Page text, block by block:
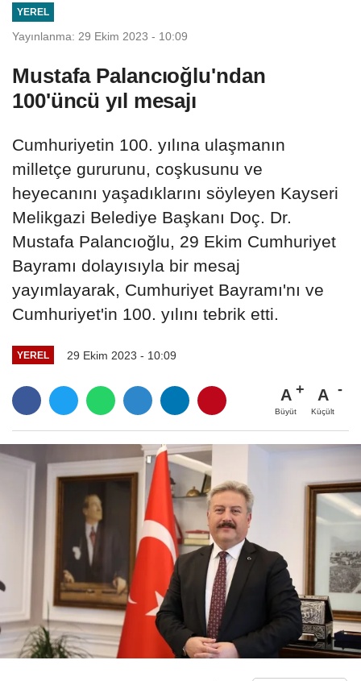
YEREL
Yayınlanma: 29 Ekim 2023 - 10:09
Mustafa Palancıoğlu'ndan
100'üncü yıl mesajı
Cumhuriyetin 100. yılına ulaşmanın
milletçe gururunu, coşkusunu ve
heyecanını yaşadıklarını söyleyen Kayseri
Melikgazi Belediye Başkanı Doç. Dr.
Mustafa Palancıoğlu, 29 Ekim Cumhuriyet
Bayramı dolayısıyla bir mesaj
yayımlayarak, Cumhuriyet Bayramı'nı ve
Cumhuriyet'in 100. yılını tebrik etti.
YEREL 29 Ekim 2023 - 10:09
A
Büyüt
A
Küçült